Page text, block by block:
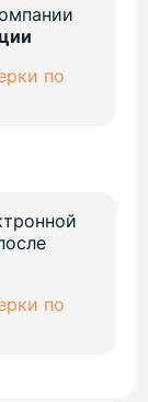
по
по